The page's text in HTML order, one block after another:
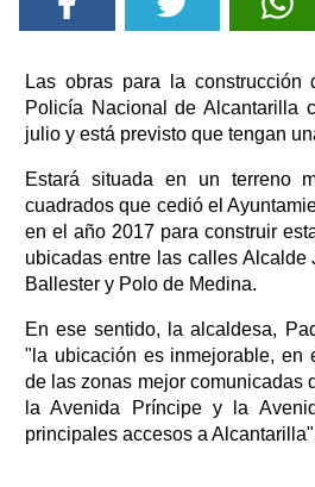
Las obras para la
Policía Nacional de Alcantarilla
julio y está previsto que tengan
Estará situada en un terreno
cuadrados que cedió el
en el año 2017 para construir
ubicadas entre las calles Alcalde
Ballester y Polo de Medina.
En ese sentido, la alcaldesa,
"la ubicación es inmejorable, en
de las zonas mejor comunicadas
la Avenida Príncipe y la
principales accesos a